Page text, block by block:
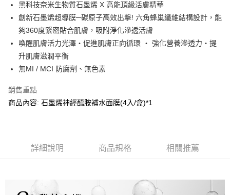
街口支付
悠遊付
AFTEE先享後付
相關說明
【關於「AFTEE先享後付」】
便利好安心！
１．簡單：不需註冊會員、不需綁卡、不需儲值。
２．便利：只要手機號碼，簡訊認證，即可結帳。
１．於結帳方式選擇「AFTEE先享後付」後，將跳轉至「AFTEE先享後付」
結帳頁面，進行簡訊認證並確認金額後，即可完成結帳。
ATM／網路銀行／等多元方式進行付款，方視為交易完成。
※ 請注意：結帳手續完成當下不需立刻繳費，但若您需要取消訂單，請聯絡
全家取貨付款
每筆NT$100，滿NT$799(含以上)免運費
每筆NT$100，滿NT$1,000(含以上)免運費
黑科技奈米生物質石墨烯 X 高能頂級活膚精華
創新石墨烯超導膜─碳原子高效出擊! 六角蜂巢纖維結構設計，能
夠360度緊密貼合肌膚，吸附淨化滲透活膚
喚醒肌膚活力光澤‧促進肌膚正向循環 ‧ 強化營養滲透力‧提
升肌膚滋潤平衡
無MI / MCI 防腐劑、無色素
銷售重點
商品內容: 石墨烯神經醯胺補水面膜(4入/盒)*1
詳細說明 商品規格 相關推薦